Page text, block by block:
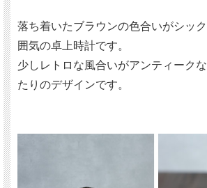
落ち着いたブラウンの色合いがシッ
囲気の卓上時計です。
少しレトロな風合いがアンティーク
たりのデザインです。